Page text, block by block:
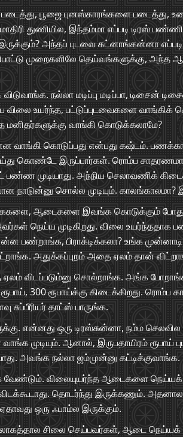
பூஜை புனஸ்காரங்களை படைத்து,
துணியில, இந்தம்மா எப்படி டிரஸ்
அந்தப் புடவை கட்னாங்கன்னா எப்படி
முறைகளிலே தெய்வங்களுக்கு,
நல்லா மடிப்பு மடிப்பா, டிசைன்
விலை உயர்ந்த, பட்டுப்புடவைகளை வாங்கிக்
வாங்கி கொடுக்கலாமே?
வாங்கி கொடுப்பது என்பது கஷ்டம்.
கொண்டே இருப்பார்கள். ரொம்ப
முடியாது. அந்நிய செலாவணிக்
சொல்ல முடியும். காலங்காலமா?
ஆடைகளை இவங்க கொடுக்கும்
நெய்ய முடிகிறது. விலை உயர்ந்ததாக
பிராக்டிக்கலா? உங்க முன்னாடி
அதுக்கப்புறம் அதை ஏலம் தான்
விடப்படும்னு சொல்றாங்க. அங்க
300 ரூபாய்க்கு கிடைக்கிறது.
தாட்ஸ் பாருங்க.
என்னது ஒரு டிரஸ்சுன்னா, நம்ம செலவில
முடியும். ஆனால், இருபதாயிரம் ரூபாய்
அவங்க நல்லா ஜம்முன்னு கட்டிக்குவாங்க.
விலையுயர்ந்த ஆடைகளை நெய்யக்
தொடர்ந்து இருக்கணும்.
ஒரு ஃபாம்ல இருக்கும்.
சிலை செய்பவர்கள், ஆடை நெய்யக்